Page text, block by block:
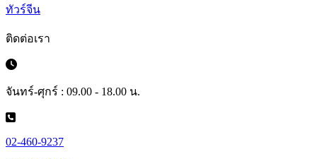
ทัวร์จีน
ติดต่อเรา
จันทร์-ศุกร์ : 09.00 - 18.00 น.
02-460-9237